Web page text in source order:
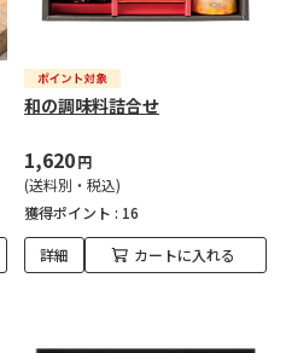
和の調味料詰合せ
1,620円
(送料別・税込)
獲得ポイント : 16
詳細 カートに入れる